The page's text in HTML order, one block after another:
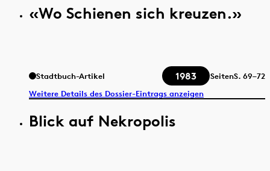
«Wo Schienen sich kreuzen.»
Stadtbuch-Artikel 1983 SeitenS. 69–72
Weitere Details des Dossier-Eintrags anzeigen
Blick auf Nekropolis